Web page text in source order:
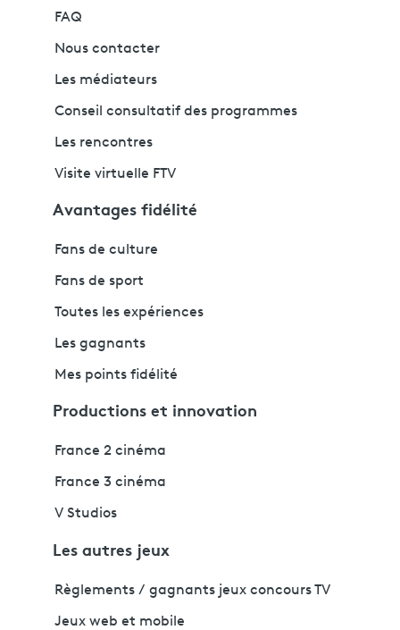
FAQ
Nous contacter
Les médiateurs
Conseil consultatif des programmes
Les rencontres
Visite virtuelle FTV
Avantages fidélité
Fans de culture
Fans de sport
Toutes les expériences
Les gagnants
Mes points fidélité
Productions et innovation
France 2 cinéma
France 3 cinéma
V Studios
Les autres jeux
Règlements / gagnants jeux concours TV
Jeux web et mobile